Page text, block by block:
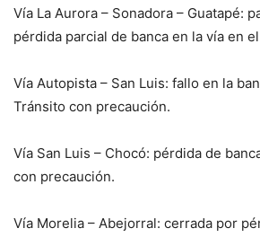
Vía La Aurora – Sonadora – Guatapé:
pérdida parcial de banca en la vía en
Vía Autopista – San Luis: fallo en la
Tránsito con precaución.
Vía San Luis – Chocó: pérdida de
con precaución.
Vía Morelia – Abejorral: cerrada por